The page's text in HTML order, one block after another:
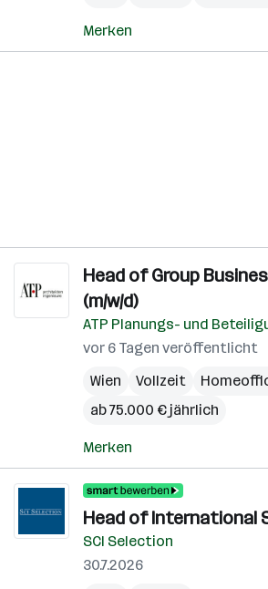
Merken
Head of Group
(m/w/d)
ATP Planungs- und
vor 6 Tagen veröffentlicht
Wien
Vollzeit
ab 75.000 € jährlich
Merken
Head of International
SCI Selection
30.7.2026